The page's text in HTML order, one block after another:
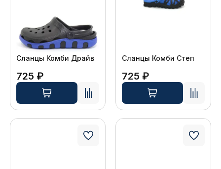
Сланцы Комби Драйв
725 ₽
Сланцы Комби Степ
725 ₽